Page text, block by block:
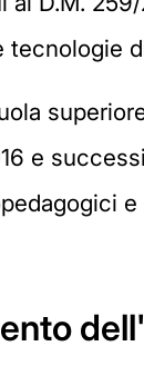
tecnologie
e